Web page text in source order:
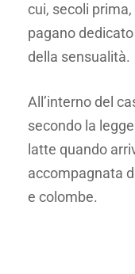
cui, secoli
pagano
della sensualità.
All’interno del
secondo la
latte quando
accompagnata
e colombe.